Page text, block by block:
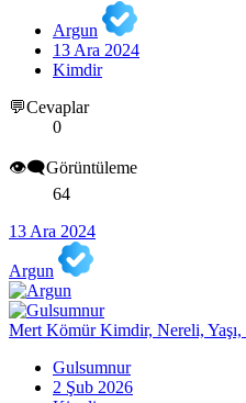
Argun
13 Ara 2024
Kimdir
💬Cevaplar
0
👁️‍🗨️Görüntüleme
64
13 Ara 2024
Argun
Mert Kömür Kimdir, Nereli,
Gulsumnur
2 Şub 2026